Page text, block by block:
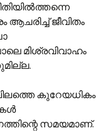
ജീവിതം
മിശ്രവിവാഹം
കുറേയധികം
സമയമാണ്.